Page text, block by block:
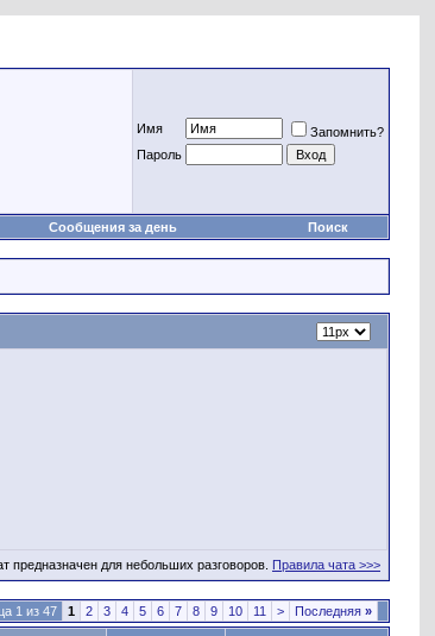
Имя
Запомнить?
Пароль
Сообщения за день Поиск
для небольших разговоров. Правила чата >>>
1 из 47 1 2 3 4 5 6 7 8 9 10 11 > Последняя »